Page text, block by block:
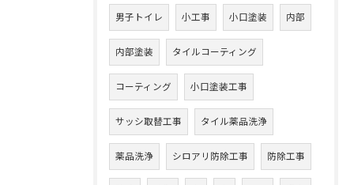
男子トイレ 小工事 小口塗装 内部
内部塗装 タイルコーティング
コーティング 小口塗装工事
サッシ取替工事 タイル薬品洗浄
薬品洗浄 シロアリ防除工事 防除工事